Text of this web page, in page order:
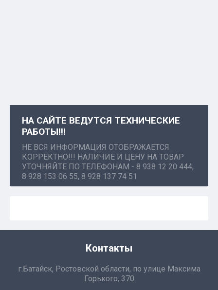
НА САЙТЕ ВЕДУТСЯ ТЕХНИЧЕСКИЕ
РАБОТЫ!!!
НЕ ВСЯ ИНФОРМАЦИЯ ОТОБРАЖАЕТСЯ
КОРРЕКТНО!!! НАЛИЧИЕ И ЦЕНУ НА ТОВАР
УТОЧНЯЙТЕ ПО ТЕЛЕФОНАМ - 8 938 12 20 444,
8 928 153 06 55, 8 928 137 74 51
Контакты
г.Батайск, Ростовской области, по улице Максима
Горького, 370